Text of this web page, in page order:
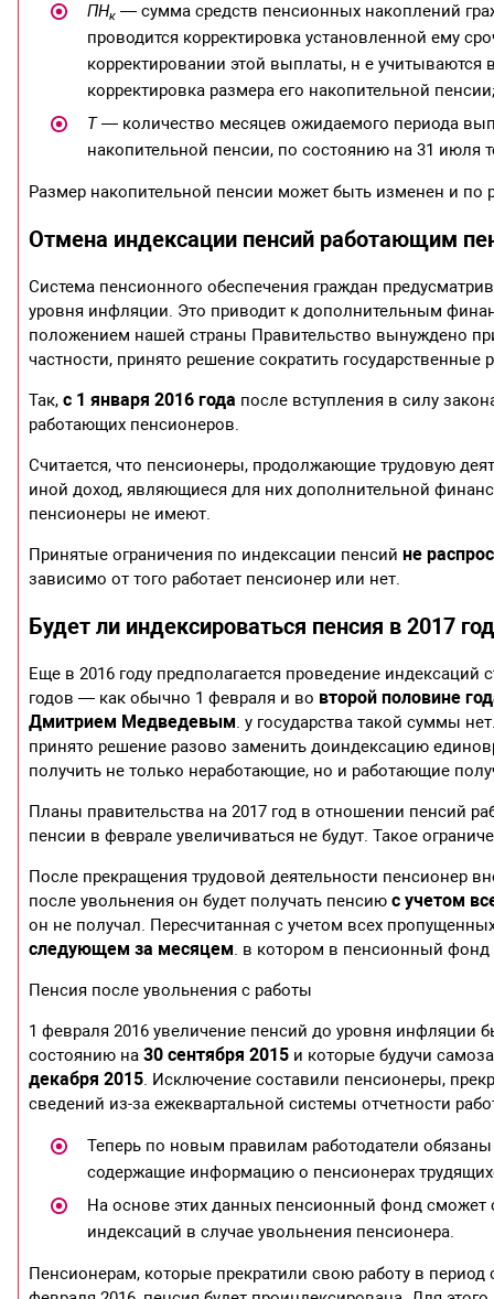
ПНк— сумма средств пенсионных накоплений
проводится корректировка установленной ему
корректировании этой выплаты, н е учитываются
корректировка размера его накопительной пенсии;
Т— количество месяцев ожидаемого периода
накопительной пенсии, по состоянию на 31 июля
Размер накопительной пенсии может быть изменен и по
Отмена индексации пенсий работающим
Система пенсионного обеспечения граждан
уровня инфляции. Это приводит к дополнительным
положением нашей страны Правительство вынуждено
частности, принято решение сократить
Так,с 1 января 2016 года после вступления в силу
работающих пенсионеров.
Считается, что пенсионеры, продолжающие трудовую
иной доход, являющиеся для них дополнительной
пенсионеры не имеют.
Принятые ограничения по индексации пенсийне
зависимо от того работает пенсионер или нет.
Будет ли индексироваться пенсия в 2017
Еще в 2016 году предполагается проведение
годов — как обычно 1 февраля и во второй половине
Дмитрием Медведевым. у государства такой суммы
принято решение разово заменить доиндексацию
получить не только неработающие, но и работающие
Планы правительства на 2017 год в отношении пенсий
пенсии в феврале увеличиваться не будут. Такое
После прекращения трудовой деятельности пенсионер
после увольнения он будет получать пенсиюс учетом
он не получал. Пересчитанная с учетом всех
следующем за месяцем. в котором в пенсионный фонд
Пенсия после увольнения с работы
1 февраля 2016 увеличение пенсий до уровня
состоянию на30 сентября 2015 и которые будучи
декабря 2015. Исключение составили пенсионеры,
сведений из-за ежеквартальной системы отчетности
Теперь по новым правилам работодатели
содержащие информацию о пенсионерах
На основе этих данных пенсионный фонд сможет
индексаций в случае увольнения пенсионера.
Пенсионерам, которые прекратили свою работу в период